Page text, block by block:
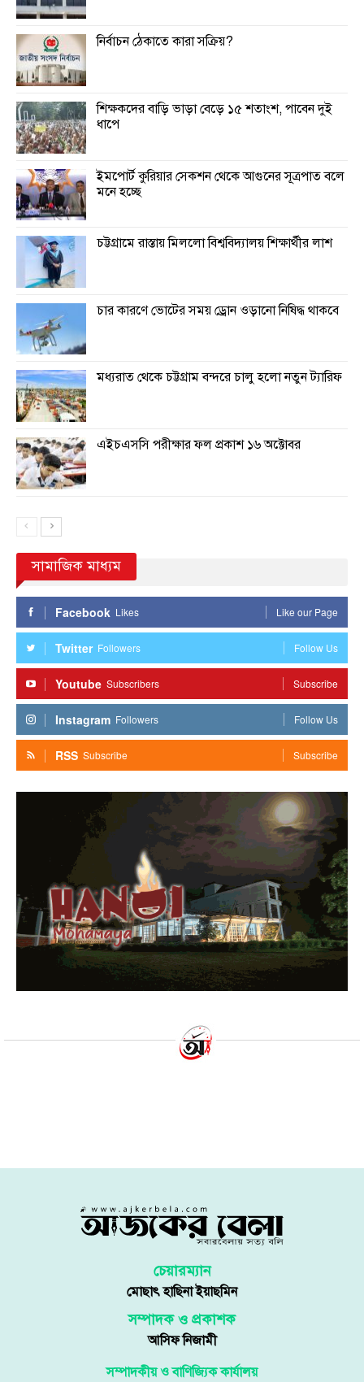
নির্বাচন ঠেকাতে কারা সক্রিয়?
শিক্ষকদের বাড়ি ভাড়া বেড়ে ১৫ শতাংশ, পাবেন দুই
ধাপে
ইমপোর্ট কুরিয়ার সেকশন থেকে আগুনের সূত্রপাত বলে
মনে হচ্ছে
চট্টগ্রামে রাস্তায় মিললো বিশ্ববিদ্যালয় শিক্ষার্থীর লাশ
চার কারণে ভোটের সময় ড্রোন ওড়ানো নিষিদ্ধ থাকবে
মধ্যরাত থেকে চট্টগ্রাম বন্দরে চালু হলো নতুন ট্যারিফ
এইচএসসি পরীক্ষার ফল প্রকাশ ১৬ অক্টোবর
সামাজিক মাধ্যম
Facebook Likes Like our Page
Twitter Followers Follow Us
Youtube Subscribers Subscribe
Instagram Followers Follow Us
RSS Subscribe Subscribe